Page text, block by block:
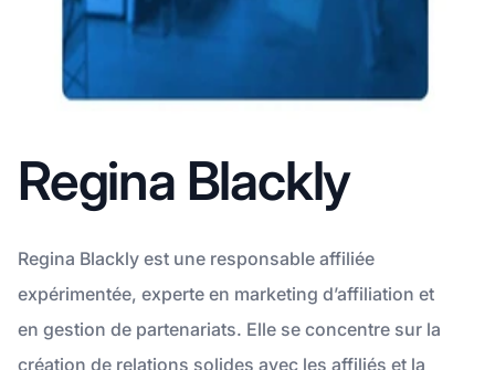
Regina Blackly
Regina Blackly est une responsable affiliée
expérimentée, experte en marketing d’affiliation et
en gestion de partenariats. Elle se concentre sur la
création de relations solides avec les affiliés et la